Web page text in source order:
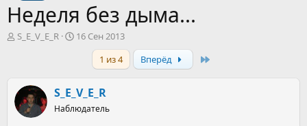
Неделя без дыма...
А
т
е
S_E_V_E_R
Д
а
ч
16 Сен 2013
1 из 4
Вперёд
S_E_V_E_R
Наблюдатель